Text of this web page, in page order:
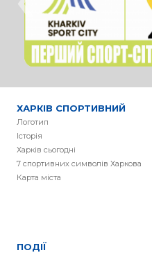
ХАРКІВ СПОРТИВНИЙ
Логотип
Історія
Харків сьогодні
7 спортивних символів Харкова
Карта міста
ПОДІЇ